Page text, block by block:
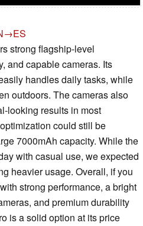
strong flagship-level
and capable cameras. Its
handles daily tasks, while
outdoors. The cameras also
looking results in most
could still be
7000mAh capacity. While the
with casual use, we expected
heavier usage. Overall, if you
strong performance, a bright
and premium durability
is a solid option at its price